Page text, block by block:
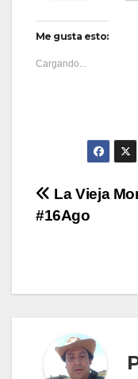
Me gusta esto:
Cargando...
La Vieja
#16Ago